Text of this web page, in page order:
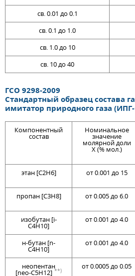
св. 0.01 до 0.1
св. 0.1 до 1.0
св. 1.0 до 10
св. 10 до 40
ГСО 9298-2009
Стандартный образец состава
имитатор природного газа
Компонентный
состав
Номинальное
значение
молярной доли
X (% мол.)
этан [C2H6]
от 0.001 до 15
пропан [C3H8]
от 0.005 до 6.0
изобутан [i-
C4H10]
от 0.001 до 4.0
н-бутан [n-
C4H10]
от 0.001 до 4.0
нeoпентан
[neo-C5H12] **)
от 0.0005 до 0.05